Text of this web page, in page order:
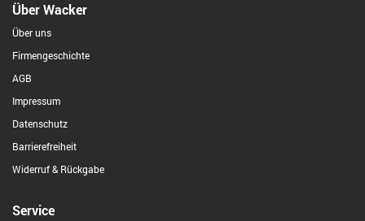
Über Wacker
Über uns
Firmengeschichte
AGB
Impressum
Datenschutz
Barrierefreiheit
Widerruf & Rückgabe
Service